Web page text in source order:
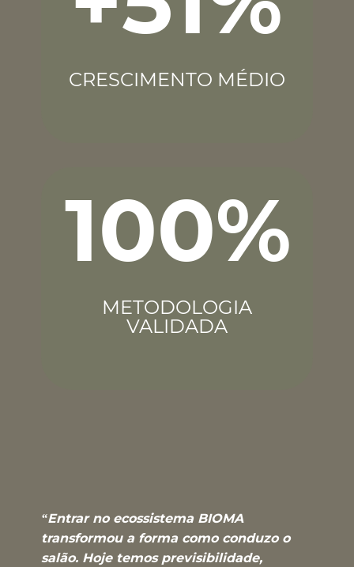
CRESCIMENTO MÉDIO
100%
METODOLOGIA
VALIDADA
“Entrar no ecossistema BIOMA
transformou a forma como conduzo o
salão. Hoje temos previsibilidade,